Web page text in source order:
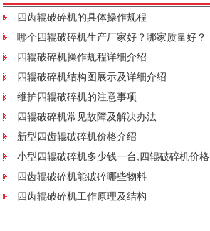
四齿辊破碎机的具体操作规程
哪个四辊破碎机生产厂家好？哪家质量好？
四辊破碎机操作规程详细介绍
四辊破碎机结构图展示及详细介绍
维护四辊破碎机的注意事项
四辊破碎机常见故障及解决办法
新型四齿辊破碎机价格介绍
小型四辊破碎机多少钱一台,四辊破碎机价格
四齿辊破碎机能破碎哪些物料
四齿辊破碎机工作原理及结构